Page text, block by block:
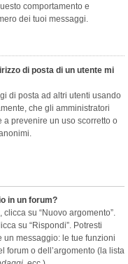
comportamento e
dei tuoi messaggi.
di posta di un utente mi
di posta ad altri utenti usando
che gli amministratori
prevenire un uso scorretto o
in un forum?
su “Nuovo argomento”.
su “Rispondi”. Potresti
messaggio: le tue funzioni
forum o dell’argomento (la lista